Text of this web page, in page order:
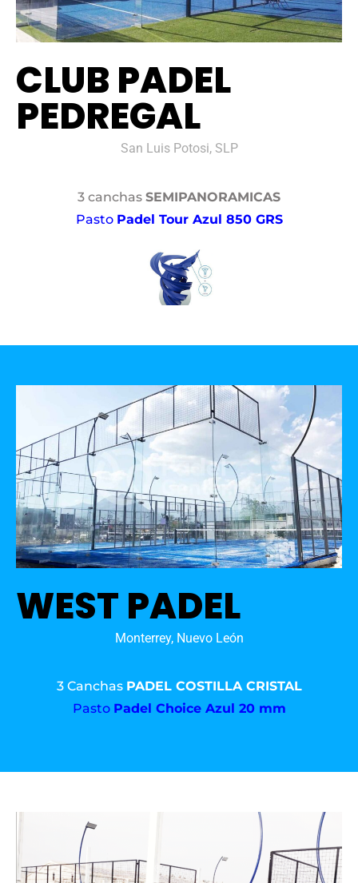
CLUB PADEL
PEDREGAL
San Luis Potosi, SLP
3 canchas SEMIPANORAMICAS
Pasto Padel Tour Azul 850 GRS
WEST PADEL
Monterrey, Nuevo León
3 Canchas PADEL COSTILLA CRISTAL
Pasto Padel Choice Azul 20 mm